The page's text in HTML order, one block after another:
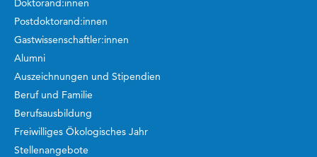
Doktorand:innen
Postdoktorand:innen
Gastwissenschaftler:innen
Alumni
Auszeichnungen und Stipendien
Beruf und Familie
Berufsausbildung
Freiwilliges Ökologisches Jahr
Stellenangebote